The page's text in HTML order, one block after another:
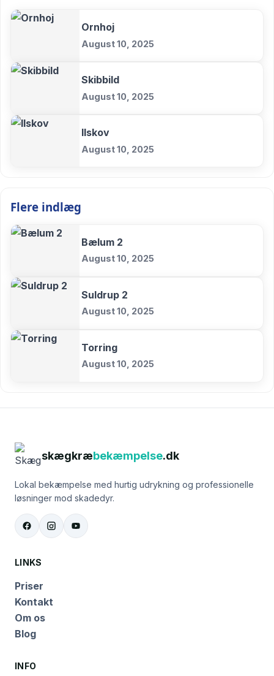
Ornhoj
August 10, 2025
Skibbild
August 10, 2025
Ilskov
August 10, 2025
Flere indlæg
Bælum 2
August 10, 2025
Suldrup 2
August 10, 2025
Torring
August 10, 2025
skægkræbekæmpelse.dk
Lokal bekæmpelse med hurtig udrykning og professionelle
løsninger mod skadedyr.
LINKS
Priser
Kontakt
Om os
Blog
INFO